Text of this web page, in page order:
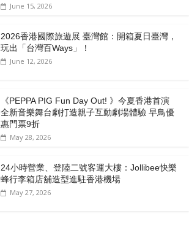
June 15, 2026
2026香港國際旅遊展 臺灣館：開箱夏日臺灣，
玩出「台灣百Ways」！
June 12, 2026
《PEPPA PIG Fun Day Out! 》今夏香港首演
全新音樂舞台劇打造親子互動劇場體驗 早鳥優
惠門票9折
May 28, 2026
24小時營業、登陸二號客運大樓：Jollibee快樂
蜂行李箱店舖造型進駐香港機場
May 27, 2026